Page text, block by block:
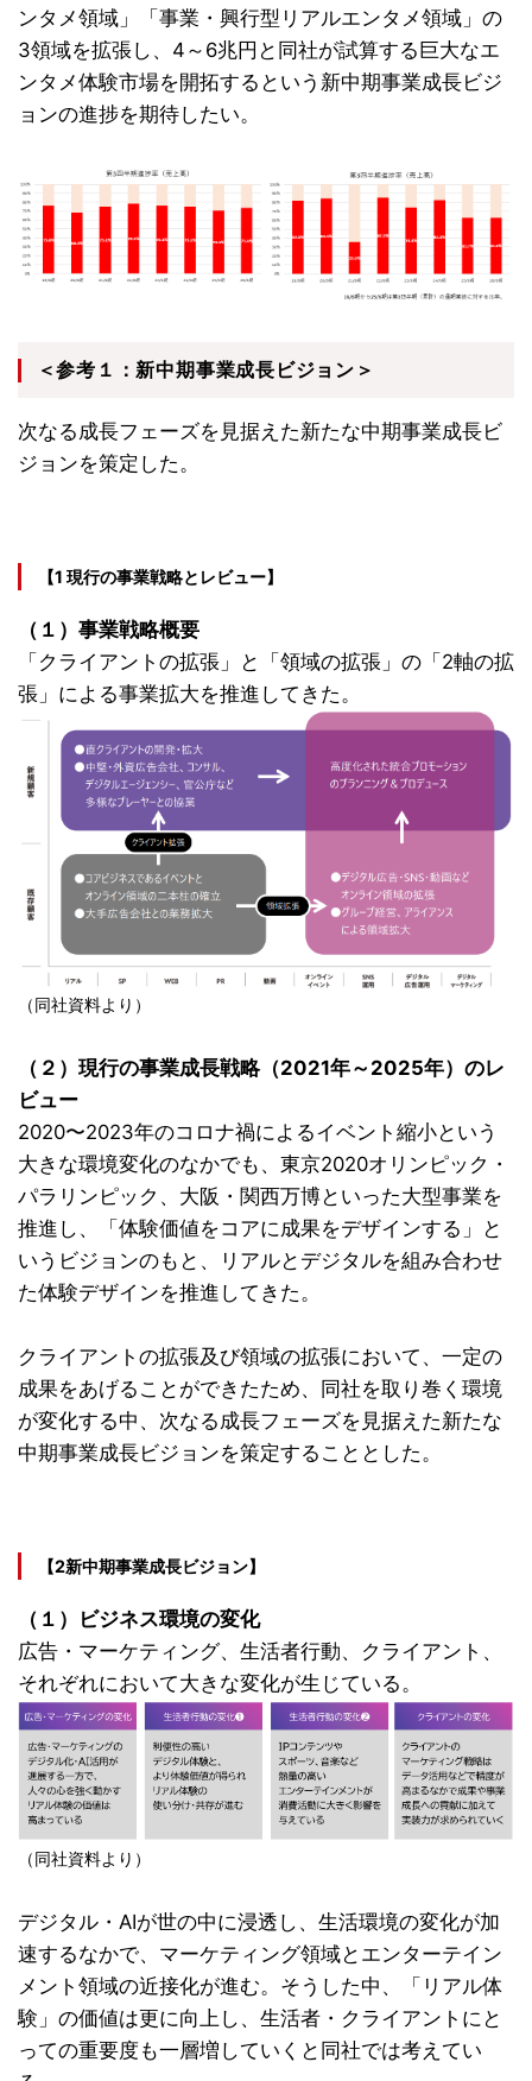
ンタメ領域」「事業・興行型リアルエンタメ領域」の
3領域を拡張し、4～6兆円と同社が試算する巨大なエ
ンタメ体験市場を開拓するという新中期事業成長ビジ
ョンの進捗を期待したい。
＜参考１：新中期事業成長ビジョン＞
次なる成長フェーズを見据えた新たな中期事業成長ビ
ジョンを策定した。
【1 現行の事業戦略とレビュー】
（１）事業戦略概要
「クライアントの拡張」と「領域の拡張」の「2軸の拡
張」による事業拡大を推進してきた。
（同社資料より）
（２）現行の事業成長戦略（2021年～2025年）のレ
ビュー
2020〜2023年のコロナ禍によるイベント縮小という
大きな環境変化のなかでも、東京2020オリンピック・
パラリンピック、大阪・関西万博といった大型事業を
推進し、「体験価値をコアに成果をデザインする」と
いうビジョンのもと、リアルとデジタルを組み合わせ
た体験デザインを推進してきた。
クライアントの拡張及び領域の拡張において、一定の
成果をあげることができたため、同社を取り巻く環境
が変化する中、 次なる成長フェーズを見据えた新たな
中期事業成長ビジョンを策定することとした。
【2新中期事業成長ビジョン】
（１）ビジネス環境の変化
広告・マーケティング、生活者行動、クライアント、
それぞれにおいて大きな変化が生じている。
（同社資料より）
デジタル・AIが世の中に浸透し、生活環境の変化が加
速するなかで、マーケティング領域とエンターテイン
メント領域の近接化が進む。そうした中、「リアル体
験」の価値は更に向上し、生活者・クライアントにと
っての重要度も一層増していくと同社では考えてい